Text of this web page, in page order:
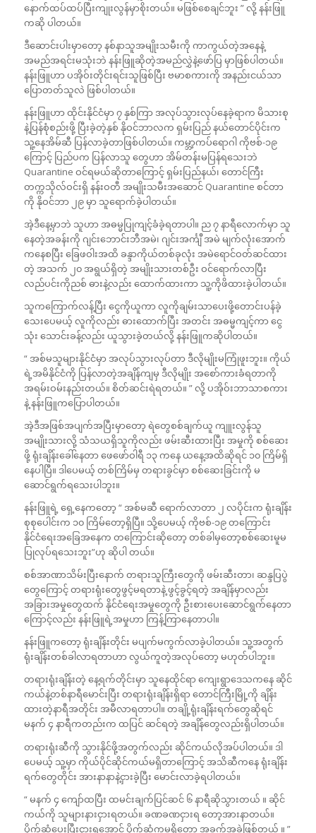
နောက်ထပ်ထပ်ပြီးကျုးလွန်မှာစိုးတယ်။ မဖြစ်စေချင်ဘူး ” လို့ နန်းဖြူ
ကဆို ပါတယ်။
ဒီဆောင်းပါးမှာတော့ နစ်နာသူအမျိုးသမီးကို ကာကွယ်တဲ့အနေနဲ့
အမည်အရင်းမသုံးဘဲ နန်းဖြူဆိုတဲ့အမည်လွှဲနဲ့ဖော်ပြ မှာဖြစ်ပါတယ်။
နန်းဖြူဟာ ပအိုဝ်းတိုင်းရင်းသူဖြစ်ပြီး ဗမာစကားကို အနည်းငယ်သာ
ပြောတတ်သူလဲ ဖြစ်ပါတယ်။
နန်းဖြူဟာ ထိုင်းနိုင်ငံမှာ ၇ နှစ်ကြာ အလုပ်သွားလုပ်နေခဲ့ရာက မိသားစု
နဲ့ပြန်စုံစည်းဖို့ ပြီးခဲ့တဲ့နှစ် နိုဝင်ဘာလက ရှမ်းပြည် နယ်တောင်ပိုင်းက
သူ့နေအိမ်ဆီ ပြန်လာခဲ့တာဖြစ်ပါတယ်။ ကမ္ဘာ့ကပ်ရောဂါ ကိုဗစ်-၁၉
ကြောင့် ပြည်ပက ပြန်လာသူ တွေဟာ အိမ်တန်းမပြန်ရသေးဘဲ
Quarantine ဝင်ရမယ်ဆိုတာကြောင့် ရှမ်းပြည်နယ်၊ တောင်ကြီး
တက္ကသိုလ်ဝင်းရှိ နန်းဝတီ အမျိုးသမီးအဆောင် Quarantine စင်တာ
ကို နိုဝင်ဘာ ၂၉ မှာ သူရောက်ခဲ့ပါတယ်။
အဲ့ဒီနေ့မှာဘဲ သူဟာ အဓမ္မပြုကျင့်ခံခဲ့ရတာပါ။ ည ၇ နာရီလောက်မှာ သူ
နေတဲ့အခန်းကို ဂျင်းဘောင်းဘီအမဲ၊ ဂျင်းအင်္ကျီ အမဲ မျက်လုံးအောက်
ကနေစပြီး ခြေဖဝါးအထိ ခန္ဒာကိုယ်တစ်ခုလုံး အမဲရောင်ဝတ်ဆင်ထား
တဲ့ အသက် ၂၀ အရွယ်ရှိတဲ့ အမျိုးသားတစ်ဦး ဝင်ရောက်လာပြီး
လည်ပင်းကိုညစ် ဓားနဲ့လည်း ထောက်ထားကာ သူ့ကိုဖိထားခဲ့ပါတယ်။
သူကကြောက်လန့်ပြီး ငွေကိုယူကာ လူကိုချမ်းသာပေးဖို့တောင်းပန်ခဲ့
သေးပေမယ့် လူကိုလည်း ဓားထောက်ပြီး အတင်း အဓမ္မကျင့်ကာ ငွေ
သုံး သောင်းခန့်လည်း ယူသွားခဲ့တယ်လို့ နန်းဖြူကဆိုပါတယ်။
“ အစ်မသူများနိုင်ငံမှာ အလုပ်သွားလုပ်တာ ဒီလိုမျိုးမကြုံဖူးဘူး။ ကိုယ်
ရဲ့အမိနိုင်ငံကို ပြန်လာတဲ့အချိန်ကျမှ ဒီလိုမျိုး အစော်ကားခံရတာကို
အရမ်းဝမ်းနည်းတယ်။ စိတ်ဆင်းရဲရတယ်။ ” လို့ ပအိုဝ်းဘာသာစကား
နဲ့ နန်းဖြူကပြောပါတယ်။
အဲ့ဒီအဖြစ်အပျက်အပြီးမှာတော့ ရဲတွေစစ်ချက်ယူ ကျူးလွန်သူ
အမျိုးသားလို့ သံသယရှိသူကိုလည်း ဖမ်းဆီးထားပြီး အမှုကို စစ်ဆေး
ဖို့ ရုံးချိန်းခေါ်နေတာ ဖေဖော်ဝါရီ ၁၃ ကနေ ယနေ့အထိဆိုရင် ၁၀ ကြိမ်ရှိ
နေပါပြီ။ ဒါပေမယ့် တစ်ကြိမ်မှ တရားခွင်မှာ စစ်ဆေးခြင်းကို မ
ဆောင်ရွက်ရသေးပါဘူး။
နန်းဖြူရဲ့ ရှေ့နေကတော့ “ အစ်မဆီ ရောက်လာတာ ၂ လပိုင်းက ရုံးချိန်း
စုစုပေါင်းက ၁၀ ကြိမ်တော့ရှိပြီ။ သို့ပေမယ့် ကိုဗစ်-၁၉ တကြောင်း
နိုင်ငံရေးအခြေအနေက တကြောင်းဆိုတော့ တစ်ခါမှတော့စစ်ဆေးမူမ
ပြုလုပ်ရသေးဘူး”ဟု ဆိုပါ တယ်။
စစ်အာဏာသိမ်းပြီးနောက် တရားသူကြီးတွေကို ဖမ်းဆီးတာ၊ ဆန္ဒပြပွဲ
တွေကြောင့် တရားရုံးတွေဖွင့်မရတာနဲ့ ဖွင့်ခွင့်ရတဲ့ အချိန်မှာလည်း
အခြားအမှုတွေထက် နိုင်ငံရေးအမှုတွေကို ဦးစားပေးဆောင်ရွက်နေတာ
ကြောင့်လည်း နန်းဖြူရဲ့အမှုဟာ ကြန့်ကြာနေတာပါ။
နန်းဖြူကတော့ ရုံးချိန်းတိုင်း မပျက်မကွက်လာခဲ့ပါတယ်။ သူ့အတွက်
ရုံးချိန်းတစ်ခါလာရတာဟာ လွယ်ကူတဲ့အလုပ်တော့ မဟုတ်ပါဘူး။
တရားရုံးချိန်းတဲ့ နေ့ရက်တိုင်းမှာ သူနေထိုင်ရာ ကျေးရွာဒေသကနေ ဆိုင်
ကယ်နဲ့တစ်နာရီမောင်းပြီး တရားရုံးချိန်းရှိရာ တောင်ကြီးမြို့ကို ချိန်း
ထားတဲ့နာရီအတိုင်း အမီလာရတာပါ။ တချို့ရုံးချိန်းရက်တွေဆိုရင်
မနက် ၄ နာရီကတည်းက ထပြင် ဆင်ရတဲ့ အချိန်တွေလည်းရှိပါတယ်။
တရားရုံးဆီကို သွားနိုင်ဖို့အတွက်လည်း ဆိုင်ကယ်လိုအပ်ပါတယ်။ ဒါ
ပေမယ့် သူ့မှာ ကိုယ်ပိုင်ဆိုင်ကယ်မရှိတာကြောင့် အသိဆီကနေ ရုံးချိန်း
ရက်တွေတိုင်း အားနာနာနဲ့ငှားခဲ့ပြီး မောင်းလာခဲ့ရပါတယ်။
“ မနက် ၄ ကျော်ထပြီး ထမင်းချက်ပြင်ဆင် ၆ နာရီဆိုသွားတယ် ။ ဆိုင်
ကယ်ကို သူများနားငှားရတယ်။ ခဏခဏငှားရ တော့အားနာတယ်။
ပိုက်ဆံပေးပြီးငှားရအောင် ပိုက်ဆံကမရှိတော့ အခက်အခဲဖြစ်တယ် ။ ”